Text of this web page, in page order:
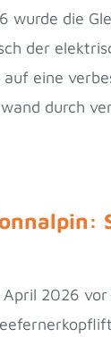
wurde die
der
eine
durch
2026